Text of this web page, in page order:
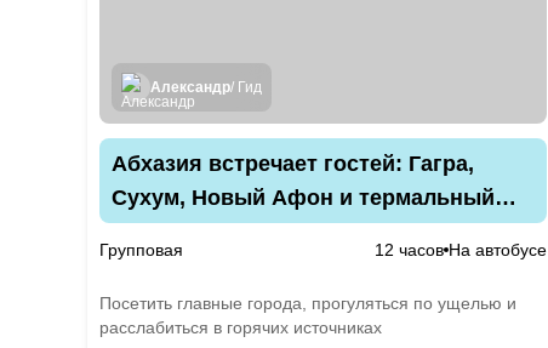
Александр/ Гид
Абхазия встречает гостей: Гагра,
Сухум, Новый Афон и термальный
Групповая 12 часов На автобусе
Посетить главные города, прогуляться по ущелью и
расслабиться в горячих источниках